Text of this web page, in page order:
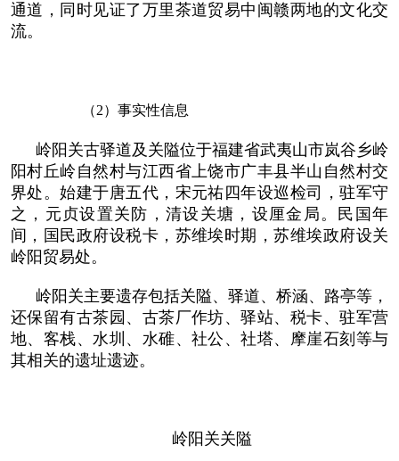
通道，同时见证了万里茶道贸易中闽赣两地的文化交
流。
（2） 事实性信息
岭阳关古驿道及关隘位于福建省武夷山市岚谷乡岭
阳村丘岭自然村与江西省上饶市广丰县半山自然村交
界处。始建于唐五代，宋元祐四年设巡检司，驻军守
之，元贞设置关防，清设关塘，设厘金局。民国年
间，国民政府设税卡，苏维埃时期，苏维埃政府设关
岭阳贸易处。
岭阳关主要遗存包括关隘、驿道、桥涵、路亭等，
还保留有古茶园、古茶厂作坊、驿站、税卡、驻军营
地、客栈、水圳、水碓、社公、社塔、摩崖石刻等与
其相关的遗址遗迹。
岭阳关关隘